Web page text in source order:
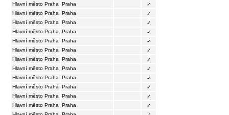
Hlavní město Praha
Praha
✓
Hlavní město Praha
Praha
✓
Hlavní město Praha
Praha
✓
Hlavní město Praha
Praha
✓
Hlavní město Praha
Praha
✓
Hlavní město Praha
Praha
✓
Hlavní město Praha
Praha
✓
Hlavní město Praha
Praha
✓
Hlavní město Praha
Praha
✓
Hlavní město Praha
Praha
✓
Hlavní město Praha
Praha
✓
Hlavní město Praha
Praha
✓